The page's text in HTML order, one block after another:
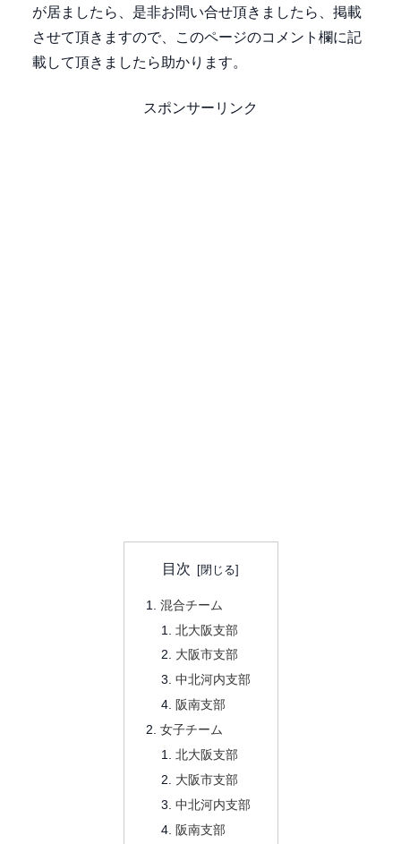
が居ましたら、是非お問い合せ頂きましたら、掲載
させて頂きますので、このページのコメント欄に記
載して頂きましたら助かります。
スポンサーリンク
目次
混合チーム
北大阪支部
大阪市支部
中北河内支部
阪南支部
女子チーム
北大阪支部
大阪市支部
中北河内支部
阪南支部